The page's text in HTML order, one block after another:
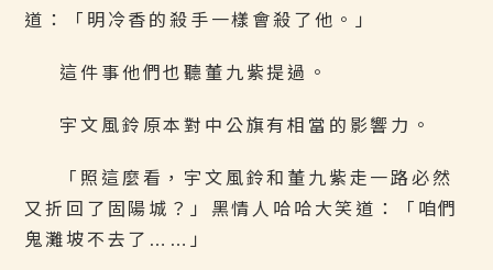
道：「明冷香的殺手一樣會殺了他。」
這件事他們也聽董九紫提過。
宇文風鈴原本對中公旗有相當的影響力。
「照這麼看，宇文風鈴和董九紫走一路必然
又折回了固陽城？」黑情人哈哈大笑道：「咱們
鬼灘坡不去了……」